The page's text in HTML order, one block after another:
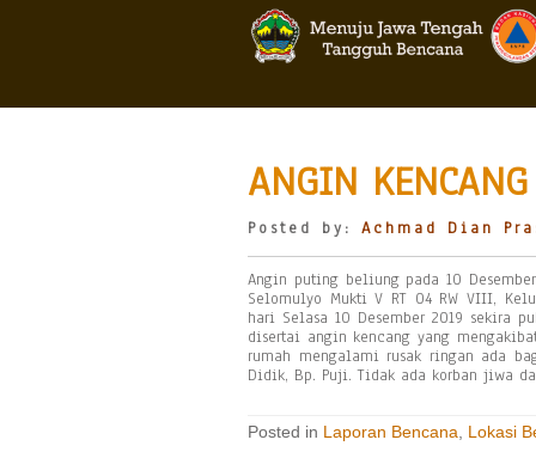
ANGIN
Posted by: Achmad Dian
Angin puting beliung pada 10
Selomulyo Mukti V RT 04 RW VIII,
hari Selasa 10 Desember 2019 sekira
disertai angin kencang yang
rumah mengalami rusak ringan ada
Didik, Bp. Puji. Tidak ada korban jiwa
Posted in Laporan Bencana Lokasi